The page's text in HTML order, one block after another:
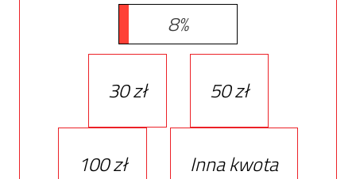
8%
30 zł 50 zł
100 zł
Inna kwota